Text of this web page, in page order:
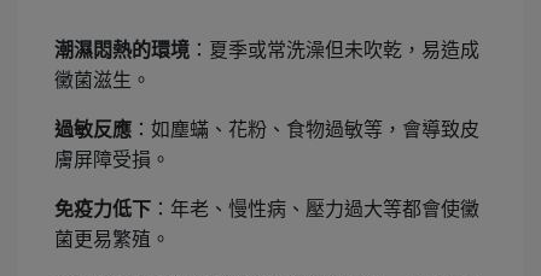
潮濕悶熱的環境 ：夏季或常洗澡但未吹乾，易造成
黴菌滋生。
過敏反應 ：如塵蟎、花粉、食物過敏等，會導致皮
膚屏障受損。
免疫力低下 ：年老、慢性病、壓力過大等都會使黴
菌更易繁殖。